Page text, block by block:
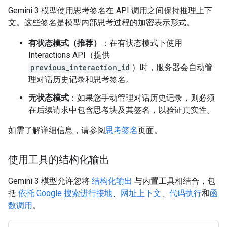
Gemini 3 模型使用思考签名在 API 调用之间保持推理上下
文。这些签名是模型内部思考过程的加密表示形式。
有状态模式（推荐）
：在有状态模式下使用
Interactions API（提供
previous_interaction_id ）时，服务器会自动管
理对话历史记录和思考签名。
无状态模式 ：如果您手动管理对话历史记录，则必须
在后续请求中包含思考块及其签名，以验证真实性。
如需了解详细信息，请参阅思考签名页面。
使用工具的结构化输出
Gemini 3 模型允许您将 结构化输出 与内置工具相结合，包
括 依托 Google 搜索进行接地、 网址上下文、 代码执行和函
数调用。